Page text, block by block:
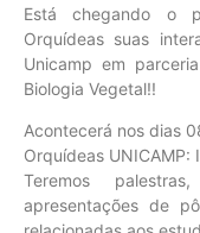
Está chegando o
Orquídeas suas
Unicamp em
Biologia Vegetal!!
Acontecerá nos dias
Orquídeas UNICAMP:
Teremos
apresentações de